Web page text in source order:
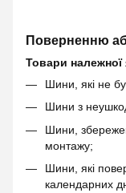
Поверненню
Товари належної
Шини, які не
Шини з
Шини,
монтажу;
Шини, які
календарних